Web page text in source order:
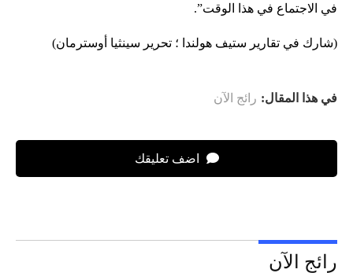
في الاجتماع في هذا الوقت”.
(شارك في تقارير ستيف هولندا ؛ تحرير سينثيا أوسترمان)
في هذا المقال: رائج الآن
اضف تعليقك
رائج الآن